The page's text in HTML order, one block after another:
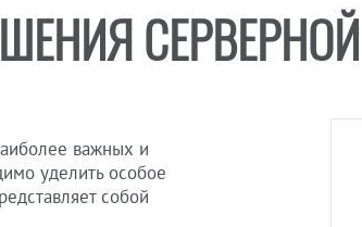
СЕРВЕРНОЙ
важных и
уделить особое
собой